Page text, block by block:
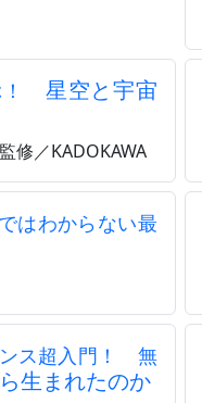
星空と宇宙
修／KADOKAWA
はわからない最
ス超入門！ 無
生まれたのか